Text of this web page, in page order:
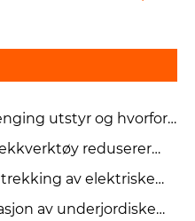
utstyr og hvorfor
konstruksjon?
reduserer
av elektriske
uten å skade
av underjordiske